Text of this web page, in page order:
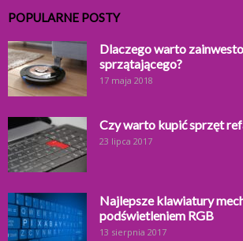
POPULARNE POSTY
Dlaczego warto
sprzątającego?
17 maja 2018
Czy warto kupić sprzęt
23 lipca 2017
Najlepsze klawiatury
podświetleniem RGB
13 sierpnia 2017